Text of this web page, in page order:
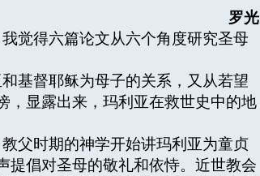
罗光
觉得六篇论文从六个角度研究圣母
基督耶稣为母子的关系，又从若望
，显露出来，玛利亚在救世史中的地
父时期的神学开始讲玛利亚为童贞
提倡对圣母的敬礼和依恃。近世教会